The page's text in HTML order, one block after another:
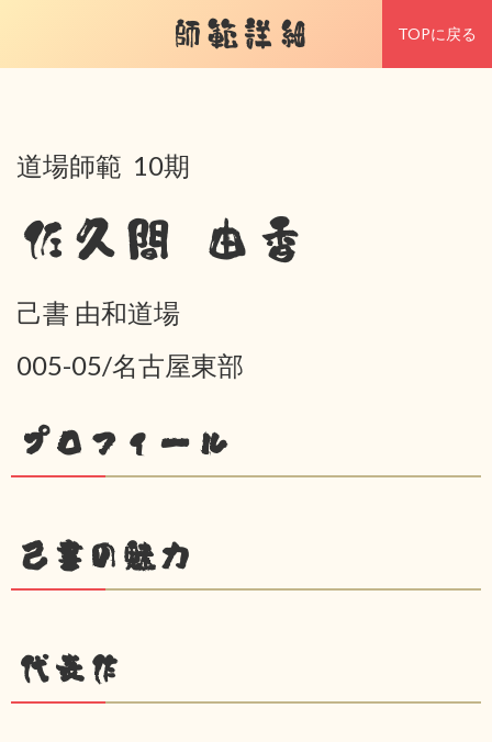
師範詳細 TOPに戻る
道場師範 10期
佐久間 由香
己書 由和道場
005-05/名古屋東部
プロフィール
己書の魅力
代表作